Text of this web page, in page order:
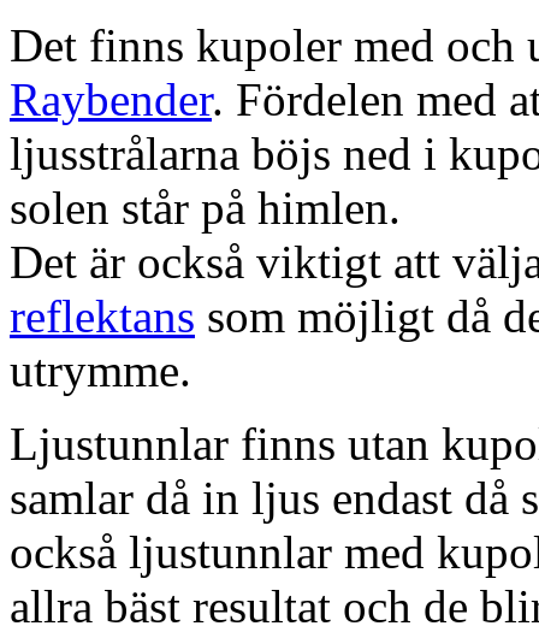
Det finns kupoler med och
Raybender. Fördelen med
ljusstrålarna böjs ned i
solen står på himlen.
Det är också viktigt att
reflektans som möjligt då
utrymme.
Ljustunnlar finns utan
samlar då in ljus endast då
också ljustunnlar med
allra bäst resultat och de